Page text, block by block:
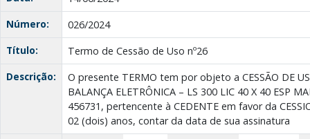
Número:
026/2024
Título:
Termo de Cessão de Uso nº26
Descrição:
O presente TERMO tem por objeto a CESSÃO DE
BALANÇA ELETRÔNICA – LS 300 LIC 40 X 40 ESP
456731, pertencente à CEDENTE em favor da
02 (dois) anos, contar da data de sua assinatura